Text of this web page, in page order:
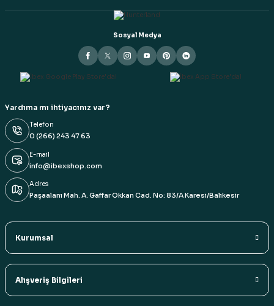
Sosyal Medya
Yardıma mı ihtiyacınız var?
Telefon
0 (266) 243 47 63
E-mail
info@ibexshop.com
Adres
Paşaalanı Mah. A. Gaffar Okkan Cad. No: 83/A Karesi/Balıkesir
Kurumsal
Alışveriş Bilgileri